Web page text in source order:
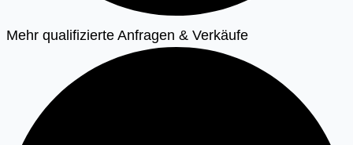
Mehr qualifizierte Anfragen & Verkäufe